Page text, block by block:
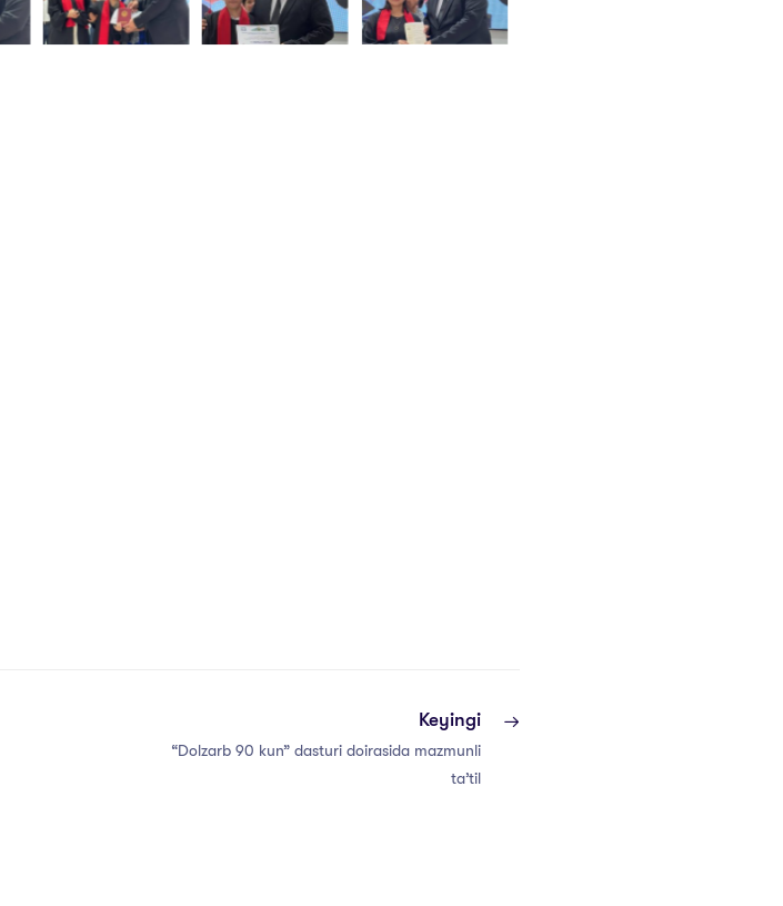
Keyingi
“Dolzarb 90 kun” dasturi doirasida mazmunli
ta’til